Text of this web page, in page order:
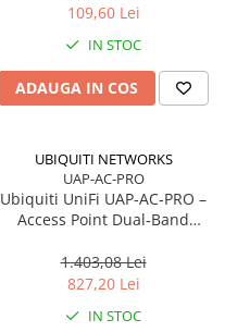
109,60 Lei
IN STOC
ADAUGA IN COS
UBIQUITI NETWORKS
UAP-AC-PRO
Ubiquiti UniFi UAP‑AC‑PRO –
Access Point Dual‑Band
2× GbE, PoE+
1.403,08 Lei
827,20 Lei
IN STOC